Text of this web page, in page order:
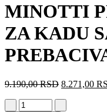
MINOTTI
ZA KADU
9.190,00RSD 8.271,00